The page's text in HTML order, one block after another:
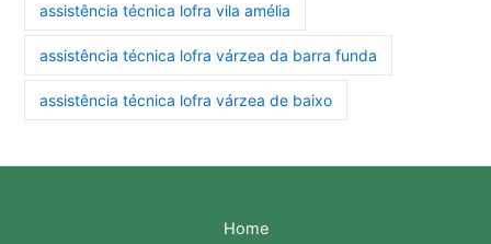
assistência técnica lofra vila amélia
assistência técnica lofra várzea da barra funda
assistência técnica lofra várzea de baixo
Home